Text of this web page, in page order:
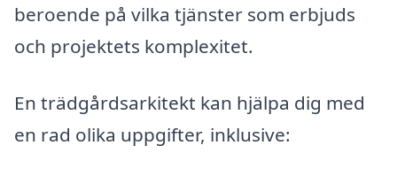
beroende på vilka tjänster som erbjuds
och projektets komplexitet.
En trädgårdsarkitekt kan hjälpa dig med
en rad olika uppgifter, inklusive: